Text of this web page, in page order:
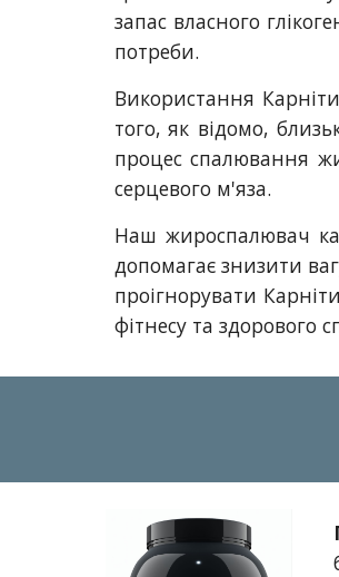
запас власного
потреби.
Використання
того, як відомо,
процес спалювання
серцевого м'яза.
Наш жироспалювач
допомагає знизити
проігнорувати
фітнесу та здорового